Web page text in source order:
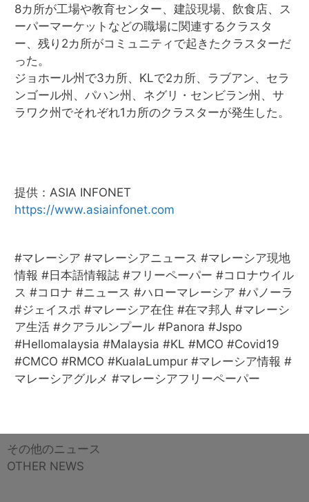
8カ所が工場や教育センター、建設現場、飲食店、ス
ーパーマーケットなどの職場に関連するクラスタ
ー、残り2カ所がコミュニティで起きたクラスターだ
った。
ジョホール州で3カ所、KLで2カ所、ラブアン、セラ
ンゴール州、パハン州、ネグリ・センビラン州、サ
ラワク州でそれぞれ1カ所のクラスターが発生した。
提供：ASIA INFONET
https://www.asiainfonet.com
#マレーシア #マレーシアニュース #マレーシア現地
情報 #日本語情報誌 #フリーペーパー #コロナウイル
ス #コロナ #ニュース #ハローマレーシア #パノーラ
#ジェイスポ #マレーシア在住 #在マ邦人 #マレーシ
ア生活 #クアラルンプール #Panora #Jspo
#Hellomalaysia #Malaysia #KL #MCO #Covid19
#CMCO #RMCO #KualaLumpur #マレーシア情報 #
マレーシアグルメ #マレーシアフリーペーパー
その他のニュース
OTHER NEWS